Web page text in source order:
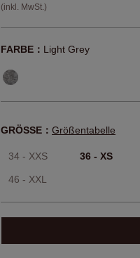
(inkl. MwSt.)
FARBE： Light Grey
GRÖSSE： Größentabelle
34 - XXS 36 - XS
46 - XXL